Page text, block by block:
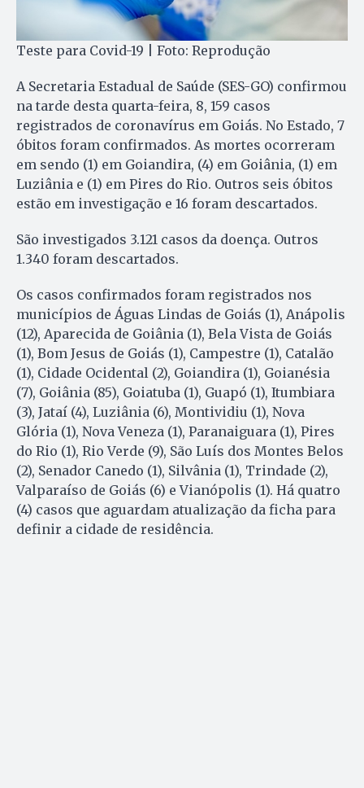
Teste para Covid-19 | Foto: Reprodução
A Secretaria Estadual de Saúde (SES-GO) confirmou
na tarde desta quarta-feira, 8, 159 casos
registrados de coronavírus em Goiás. No Estado, 7
óbitos foram confirmados. As mortes ocorreram
em sendo (1) em Goiandira, (4) em Goiânia, (1) em
Luziânia e (1) em Pires do Rio. Outros seis óbitos
estão em investigação e 16 foram descartados.
São investigados 3.121 casos da doença. Outros
1.340 foram descartados.
Os casos confirmados foram registrados nos
municípios de Águas Lindas de Goiás (1), Anápolis
(12), Aparecida de Goiânia (1), Bela Vista de Goiás
(1), Bom Jesus de Goiás (1), Campestre (1), Catalão
(1), Cidade Ocidental (2), Goiandira (1), Goianésia
(7), Goiânia (85), Goiatuba (1), Guapó (1), Itumbiara
(3), Jataí (4), Luziânia (6), Montividiu (1), Nova
Glória (1), Nova Veneza (1), Paranaiguara (1), Pires
do Rio (1), Rio Verde (9), São Luís dos Montes Belos
(2), Senador Canedo (1), Silvânia (1), Trindade (2),
Valparaíso de Goiás (6) e Vianópolis (1). Há quatro
(4) casos que aguardam atualização da ficha para
definir a cidade de residência.